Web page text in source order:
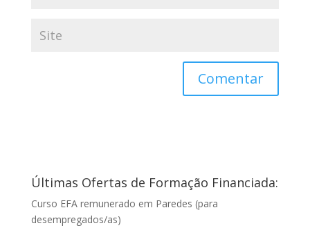
Últimas Ofertas de Formação Financiada:
Curso EFA remunerado em Paredes (para
desempregados/as)